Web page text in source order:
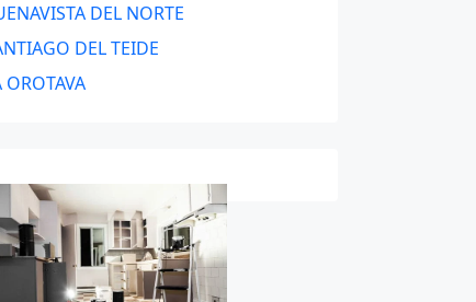
DEL NORTE
DEL TEIDE
OROTAVA